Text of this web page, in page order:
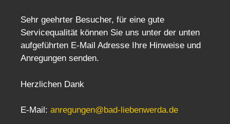
Sehr geehrter Besucher, für eine gute
Servicequalität können Sie uns unter der unten
aufgeführten E-Mail Adresse Ihre Hinweise und
Anregungen senden.
Herzlichen Dank
E-Mail: anregungen@bad-liebenwerda.de